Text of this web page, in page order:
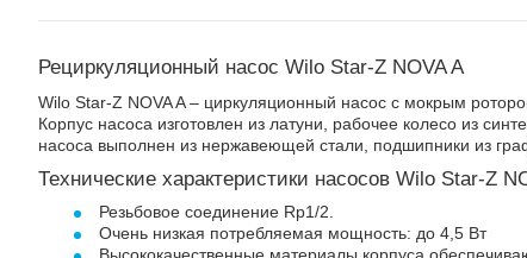
Рециркуляционный насос Wilo Star-Z NOVA A
Wilo Star-Z NOVA A – циркуляционный насос с мокрым
Корпус насоса изготовлен из латуни, рабочее колесо из
насоса выполнен из нержавеющей стали, подшипники из
Технические характеристики насосов Wilo Star-Z
Резьбовое соединение Rp1/2.
Очень низкая потребляемая мощность: до 4,5 Вт